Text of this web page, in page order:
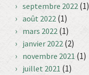
septembre 2022 (1)
août 2022 (1)
mars 2022 (1)
janvier 2022 (2)
novembre 2021 (1)
juillet 2021 (1)